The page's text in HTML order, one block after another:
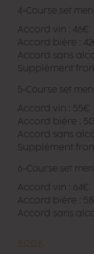
4-Course set
Accord vin : 46€
Accord bière : 42€
Accord sans
Supplément
5-Course set
Accord vin : 55€
Accord bière :
Accord sans
Supplément
6-Course set
Accord vin : 64€
Accord bière :
Accord sans